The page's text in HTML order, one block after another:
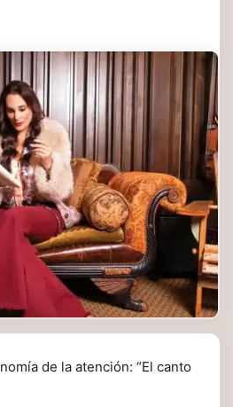
de la atención: “El canto